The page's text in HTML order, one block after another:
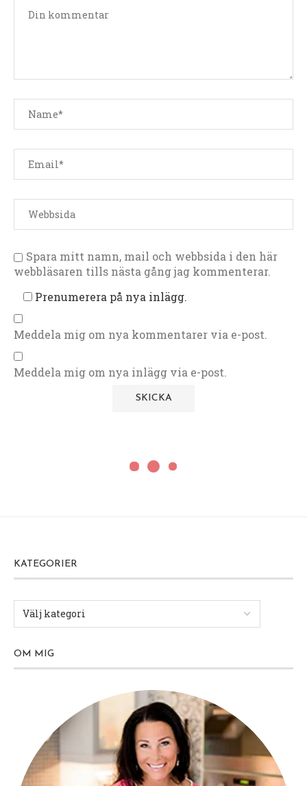
Spara mitt namn, mail och webbsida i den här
webbläsaren tills nästa gång jag kommenterar.
Prenumerera på nya inlägg.
Meddela mig om nya kommentarer via e-post.
Meddela mig om nya inlägg via e-post.
KATEGORIER
OM MIG